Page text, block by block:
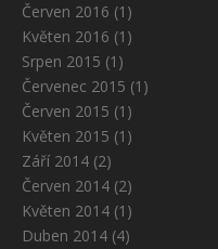
Červen 2016 (1)
Květen 2016 (1)
Srpen 2015 (1)
Červenec 2015 (1)
Červen 2015 (1)
Květen 2015 (1)
Září 2014 (2)
Červen 2014 (2)
Květen 2014 (1)
Duben 2014 (4)